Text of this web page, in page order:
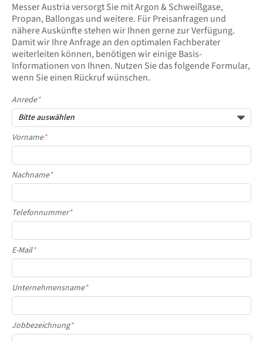
Messer Austria versorgt Sie mit Argon & Schweißgase,
Propan, Ballongas und weitere. Für Preisanfragen und
nähere Auskünfte stehen wir Ihnen gerne zur Verfügung.
Damit wir Ihre Anfrage an den optimalen Fachberater
weiterleiten können, benötigen wir einige Basis-
Informationen von Ihnen. Nutzen Sie das folgende Formular,
wenn Sie einen Rückruf wünschen.
Anrede*
Vorname*
Nachname*
Telefonnummer*
E-Mail*
Unternehmensname*
Jobbezeichnung*